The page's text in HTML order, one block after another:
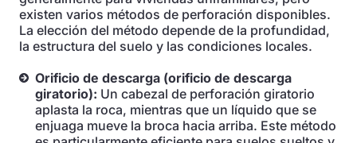
existen varios métodos de perforación disponibles.
La elección del método depende de la profundidad,
la estructura del suelo y las condiciones locales.
Orificio de descarga (orificio de descarga
giratorio): Un cabezal de perforación giratorio
aplasta la roca, mientras que un líquido que se
enjuaga mueve la broca hacia arriba. Este método